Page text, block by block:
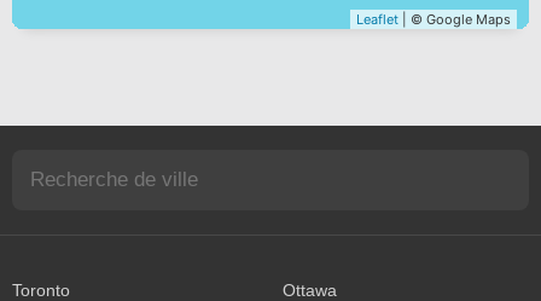
Leaflet | © Google Maps
Toronto
Ottawa